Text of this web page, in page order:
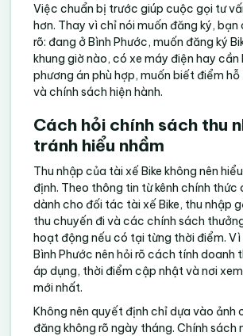
Việc chuẩn bị trước giúp cuộc gọi tư
hơn. Thay vì chỉ nói muốn đăng ký,
rõ: đang ở Bình Phước, muốn đăng ký
khung giờ nào, có xe máy điện hay cần
phương án phù hợp, muốn biết điểm
và chính sách hiện hành.
Cách hỏi chính sách thu
tránh hiểu nhầm
Thu nhập của tài xế Bike không nên
định. Theo thông tin từ kênh chính thức
dành cho đối tác tài xế Bike, thu nhập
thu chuyến đi và các chính sách
hoạt động nếu có tại từng thời điểm. Vì
Bình Phước nên hỏi rõ cách tính doanh
áp dụng, thời điểm cập nhật và nơi
mới nhất.
Không nên quyết định chỉ dựa vào ảnh
đăng không rõ ngày tháng. Chính sách